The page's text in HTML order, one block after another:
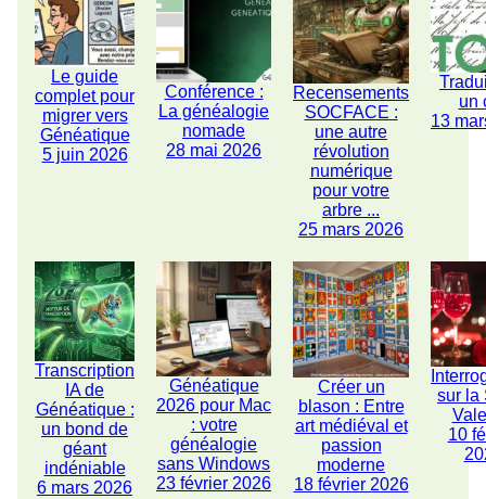
Le guide
complet pour
migrer vers
Généatique
5 juin 2026
Conférence :
La généalogie
nomade
28 mai 2026
Recensements
SOCFACE :
une autre
révolution
numérique
pour votre
arbre ...
25 mars 2026
un
13
Transcription
IA de
Généatique :
un bond de
géant
indéniable
6 mars 2026
Généatique
2026 pour Mac
: votre
généalogie
sans Windows
23 février 2026
Créer un
blason : Entre
art médiéval et
passion
moderne
18 février 2026
sur la
10